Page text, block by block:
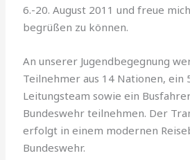
6.-20. August 2011 und freue
begrüßen zu können.
An unserer Jugendbegegnung
Teilnehmer aus 14 Nationen, ein
Leitungsteam sowie ein
Bundeswehr teilnehmen. Der
erfolgt in einem modernen
Bundeswehr.